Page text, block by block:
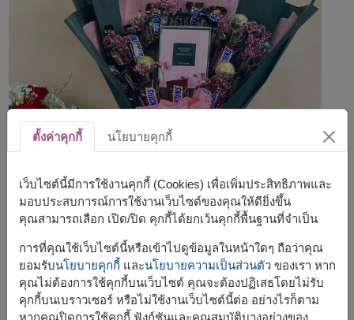
ตั้งค่าคุกกี้ นโยบายคุกกี้
เว็บไซต์นี้มีการใช้งานคุกกี้ (Cookies) เพื่อเพิ่มประสิทธิภาพและ
มอบประสบการณ์การใช้งานเว็บไซต์ของคุณให้ดียิ่งขึ้น
คุณสามารถเลือก เปิด/ปิด คุกกี้ได้ยกเว้นคุกกี้พื้นฐานที่จำเป็น
การที่คุณใช้เว็บไซต์นี้หรือเข้าไปดูข้อมูลในหน้าใดๆ ถือว่าคุณ
ยอมรับนโยบายคุกกี้ และนโยบายความเป็นส่วนตัวของเรา หาก
คุณไม่ต้องการใช้คุกกี้บนเว็บไซต์ คุณจะต้องปฏิเสธโดยไม่รับ
คุกกี้บนเบราวเซอร์ หรือไม่ใช้งานเว็บไซต์นี้ต่อ อย่างไรก็ตาม
หากคุณปิดการใช้คุกกี้ ฟังก์ชันและคุณสมบัติบางอย่างของ